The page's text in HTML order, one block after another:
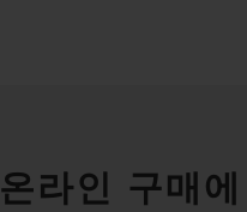
온라인 구매